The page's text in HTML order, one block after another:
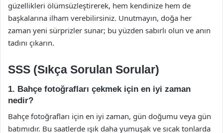
güzellikleri ölümsüzleştirerek, hem kendinize hem de
başkalarına ilham verebilirsiniz. Unutmayın, doğa her
zaman yeni sürprizler sunar; bu yüzden sabırlı olun ve anın
tadını çıkarın.
SSS (Sıkça Sorulan Sorular)
1. Bahçe fotoğrafları çekmek için en iyi zaman
nedir?
Bahçe fotoğrafları için en iyi zaman, gün doğumu veya gün
batımıdır. Bu saatlerde ışık daha yumuşak ve sıcak tonlarda